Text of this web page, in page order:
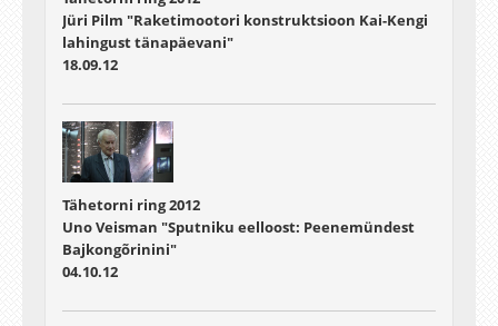
Jüri Pilm "Raketimootori konstruktsioon Kai-Kengi
lahingust tänapäevani"
18.09.12
Tähetorni ring 2012
Uno Veisman "Sputniku eelloost: Peenemündest
Bajkongõrinini"
04.10.12